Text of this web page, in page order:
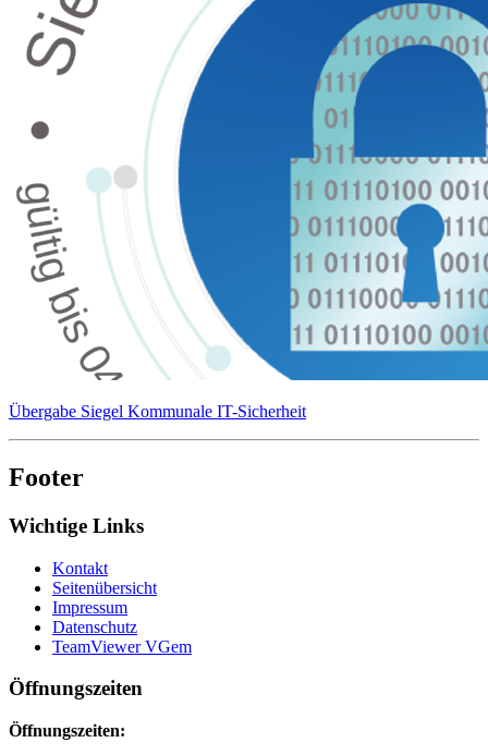
Übergabe Siegel Kommunale IT-Sicherheit
Footer
Wichtige Links
Kontakt
Seitenübersicht
Impressum
Datenschutz
TeamViewer VGem
Öffnungszeiten
Öffnungszeiten: